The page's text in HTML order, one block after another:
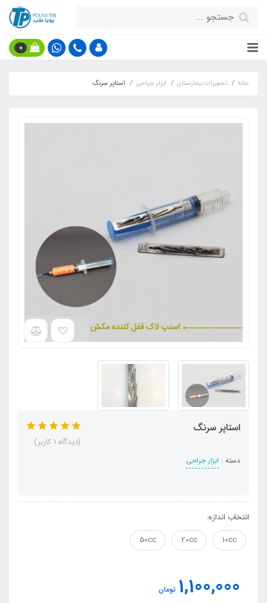
0
خانه تجهیزات بیمارستان ابزار جراحی استاپر سرنگ
استاپر سرنگ
دسته : ابزار جراحی
(دیدگاه 1 کاربر)
انتخاب اندازه:
10cc
20cc
50cc
1,100,000 تومان